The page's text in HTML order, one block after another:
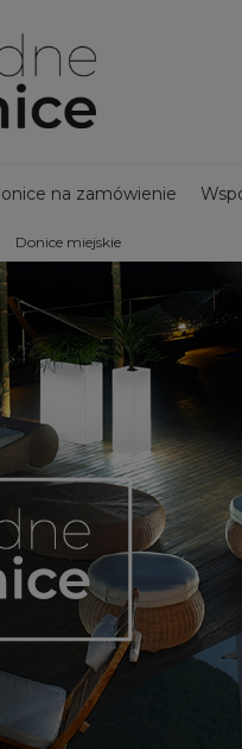
na zamówienie
- Donice ogrodowe
Duże donice Nowości
Donice miejskie